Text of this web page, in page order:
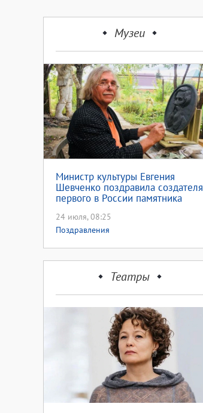
Музеи
Министр культуры Евгения
Шевченко поздравила создателя
первого в России памятника
Александра Сукманова с
юбилеем
24 июля, 08:25
Поздравления
Театры